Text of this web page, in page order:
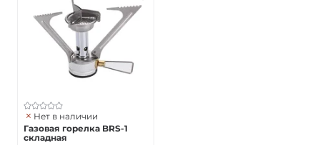
Нет в наличии
Газовая горелка BRS-1
складная